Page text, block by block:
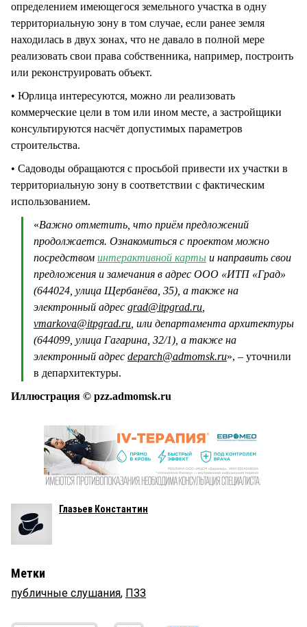
определением имеющегося земельного участка в одну
территориальную зону в том случае, если ранее земля
находилась в двух зонах, что не давало в полной мере
реализовать свои права собственника, например, построить
или реконструировать объект.
• Юрлица интересуются, можно ли реализовать
коммерческие цели в том или ином месте, а застройщики
консультируются насчёт допустимых параметров
строительства.
• Садоводы обращаются с просьбой привести их участки в
территориальную зону в соответствии с фактическим
использованием.
«Важно отметить, что приём предложений
продолжается. Ознакомиться с проектом можно
посредством интерактивной карты и направить свои
предложения и замечания в адрес ООО «ИТП «Град»
(644024, улица Щербанёва, 35), а также на
электронный адрес grad@itpgrad.ru
vmarkova@itpgrad.ru , или департамента архитектуры
(644099, улица Гагарина, 32/1), а также на
электронный адрес deparch@admomsk.ru», – уточнили
в депархитектуры.
Иллюстрация © pzz.admomsk.ru
Глазьев Константин
Метки
публичные слушания, ПЗЗ